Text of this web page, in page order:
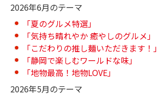
2026年6月のテーマ
「夏のグルメ特選」
「気持ち晴れやか 癒やしのグルメ」
「こだわりの推し麺いただきます！」
「静岡で楽しむワールドな味」
「地物最高！地物LOVE」
2026年5月のテーマ